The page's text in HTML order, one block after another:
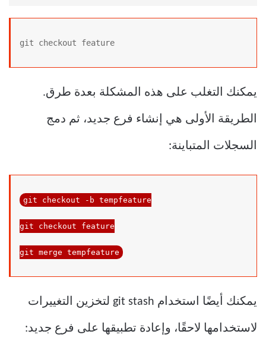
git checkout feature
يمكنك التغلب على هذه المشكلة بعدة طرق.
الطريقة الأولى هي إنشاء فرع جديد، ثم دمج
السجلات المتباينة:
git checkout -b tempfeature
git checkout feature
git merge tempfeature
يمكنك أيضًا استخدام git stash لتخزين التغييرات
لاستخدامها لاحقًا، وإعادة تطبيقها على فرع جديد: